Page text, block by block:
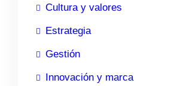
Cultura y valores
Estrategia
Gestión
Innovación y marca